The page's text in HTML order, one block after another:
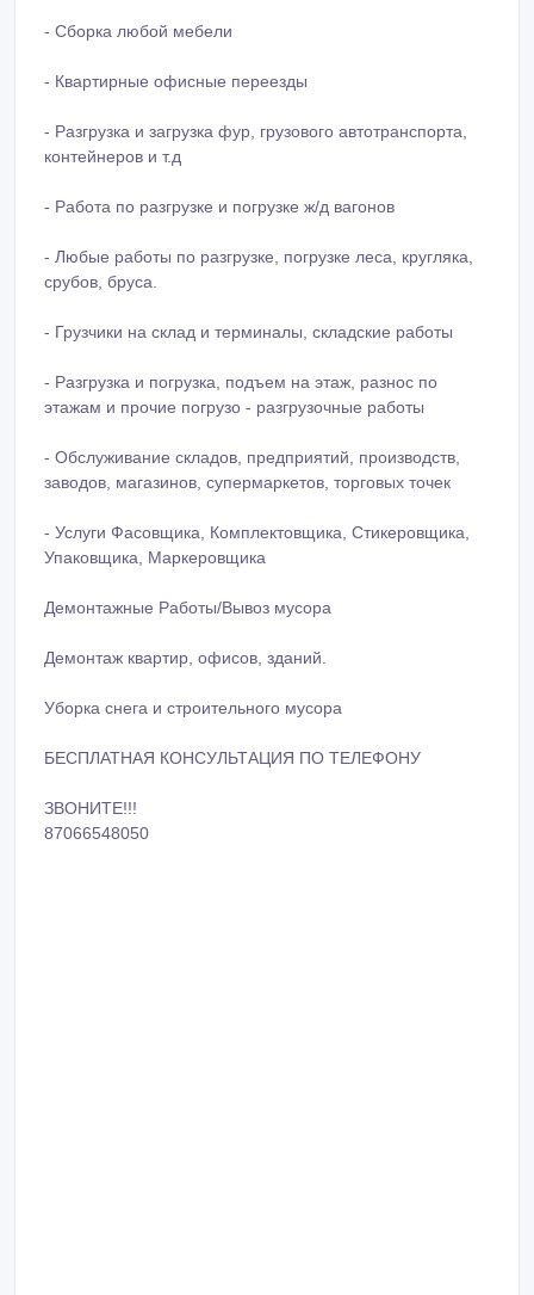
- Сборка любой мебели
- Квартирные офисные переезды
- Разгрузка и загрузка фур, грузового автотранспорта,
контейнеров и т.д
- Работа по разгрузке и погрузке ж/д вагонов
- Любые работы по разгрузке, погрузке леса, кругляка,
срубов, бруса.
- Грузчики на склад и терминалы, складские работы
- Разгрузка и погрузка, подъем на этаж, разнос по
этажам и прочие погрузо - разгрузочные работы
- Обслуживание складов, предприятий, производств,
заводов, магазинов, супермаркетов, торговых точек
- Услуги Фасовщика, Комплектовщика, Стикеровщика,
Упаковщика, Маркеровщика
Демонтажные Работы/Вывоз мусора
Демонтаж квартир, офисов, зданий.
Уборка снега и строительного мусора
БЕСПЛАТНАЯ КОНСУЛЬТАЦИЯ ПО ТЕЛЕФОНУ
ЗВОНИТЕ!!!
87066548050